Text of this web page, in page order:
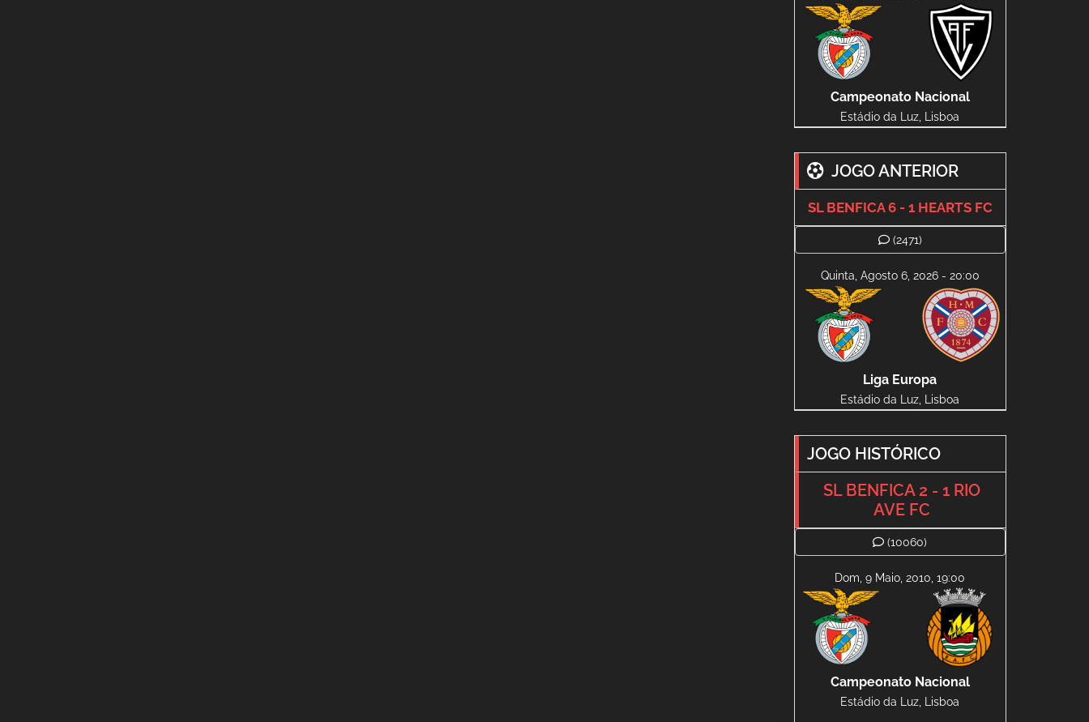
Campeonato Nacional
Estádio da Luz, Lisboa
JOGO ANTERIOR
SL BENFICA 6 - 1 HEARTS FC
(2471)
Quinta, Agosto 6, 2026 - 20:00
Liga Europa
Estádio da Luz, Lisboa
JOGO HISTÓRICO
SL BENFICA 2 - 1 RIO
AVE FC
(10060)
Dom, 9 Maio, 2010, 19:00
Campeonato Nacional
Estádio da Luz, Lisboa